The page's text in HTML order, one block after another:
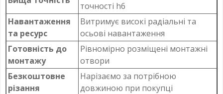
точності h6
Навантаження
та ресурс
Витримує високі радіальні та
осьові навантаження
Готовність до
монтажу
Рівномірно розміщені монтажні
отвори
Безкоштовне
різання
Нарізаємо за потрібною
довжиною при покупці